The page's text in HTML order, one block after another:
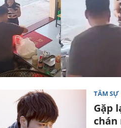
TÂM SỰ
Gặp